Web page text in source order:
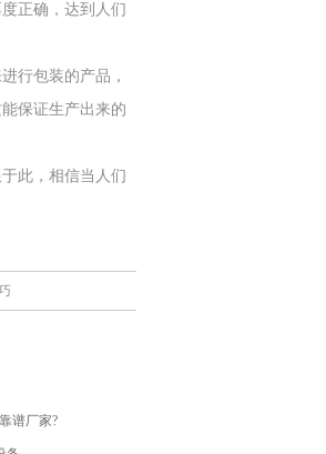
正确，达到人们
行包装的产品，
保证生产出来的
此，相信当人们
谱厂家?